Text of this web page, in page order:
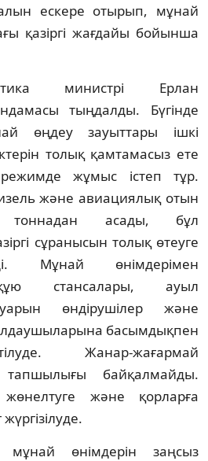
ескере отырып, мұнай
қазіргі жағдайы бойынша
министрі Ерлан
тыңдалды. Бүгінде
өңдеу зауыттары ішкі
толық қамтамасыз ете
жұмыс істеп тұр.
және авиациялық отын
асады, бұл
сұранысын толық өтеуге
Мұнай өнімдерімен
стансалары, ауыл
өндірушілер және
басымдықпен
Жанар-жағармай
тапшылығы байқалмайды.
жөнелтуге және қорларға
өнімдерін заңсыз